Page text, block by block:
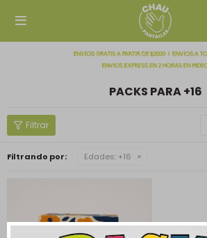

PACKS PARA +16
Filtrando por: Edades:+16